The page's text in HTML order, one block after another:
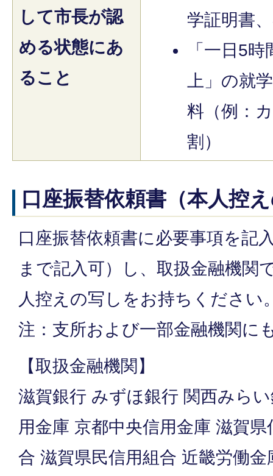
して市長が認
める状態にあ
ること
学証明書
「一日5
上」の就
料（例：
割）
口座振替依頼書（本人控
口座振替依頼書に必要事項を記
まで記入可）し、取扱金融機関
人控えの写しをお持ちください
注：支所および一部金融機関に
【取扱金融機関】
滋賀銀行 みずほ銀行 関西みら
用金庫 京都中央信用金庫 滋賀
合 滋賀県民信用組合 近畿労働